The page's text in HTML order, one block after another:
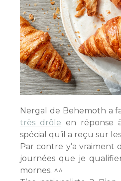
Nergal de Behemoth a
très drôle en réponse
spécial qu’il a reçu sur
Par contre y’a vraiment
journées que je
mornes. ^^